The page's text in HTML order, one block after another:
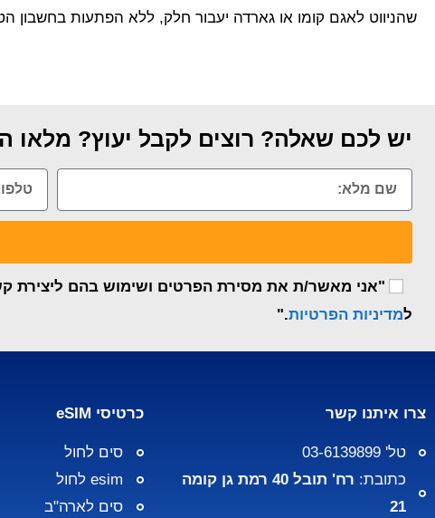
שהניווט לאגם קומו או גארדה יעבור חלק, ללא הפתעות בחשבון
יש לכם שאלה? רוצים לקבל יעוץ? מלאו
"אני מאשר/ת את מסירת הפרטים ושימוש בהם ליצירת
למדיניות הפרטיות."
צרו איתנו קשר
טל' 03-6139899
כתובת:
רח' תובל 40 רמת גן קומה
21
כרטיסי eSIM
סים לחול
esim לחול
סים לארה"ב